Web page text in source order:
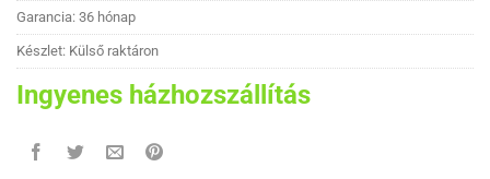
Garancia: 36 hónap
Készlet: Külső raktáron
Ingyenes házhozszállítás